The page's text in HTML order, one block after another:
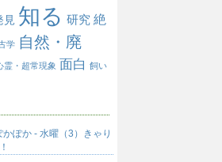
見 知る 研究 絶
学 自然・廃
霊・超常現象 面白 飼い
ぽか - 水曜（3）きゃり